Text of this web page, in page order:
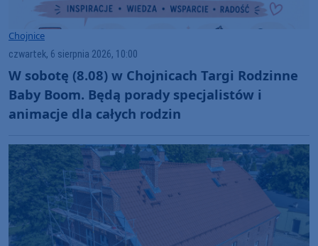
Chojnice
czwartek, 6 sierpnia 2026, 10:00
W sobotę (8.08) w Chojnicach Targi Rodzinne
Baby Boom. Będą porady specjalistów i
animacje dla całych rodzin